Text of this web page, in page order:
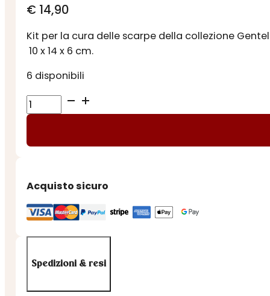
€ 14,90
Kit per la cura delle scarpe della collezione
10 x 14 x 6 cm.
6 disponibili
KIT
PULIZIA
quantità
Acquisto sicuro
Spedizioni & resi